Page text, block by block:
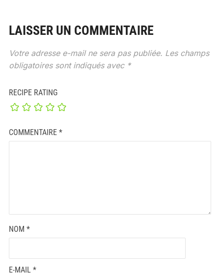
LAISSER UN COMMENTAIRE
Votre adresse e-mail ne sera pas publiée. Les champs
obligatoires sont indiqués avec *
RECIPE RATING
COMMENTAIRE *
NOM *
E-MAIL *